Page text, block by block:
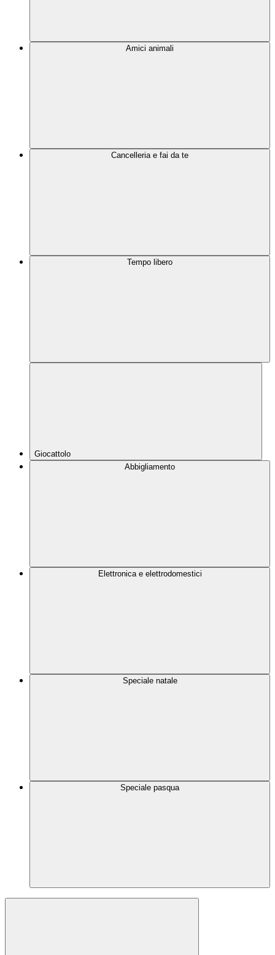
Amici animali
Cancelleria e fai da te
Tempo libero
Giocattolo
Abbigliamento
Elettronica e elettrodomestici
Speciale natale
Speciale pasqua